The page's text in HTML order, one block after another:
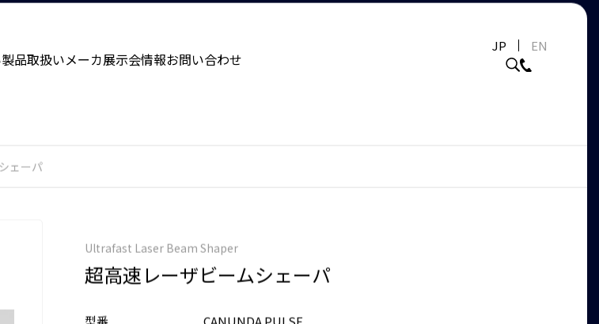
品取扱いメーカ展示会情報お問い合わせ
JP EN
ェーパ
Ultrafast Laser Beam Shaper
超高速レーザビームシェーパ